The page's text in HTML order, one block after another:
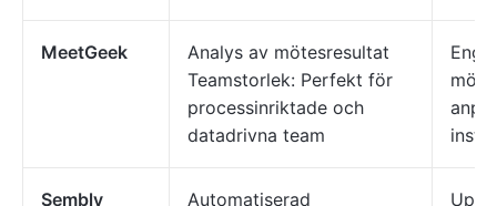
MeetGeek
Analys av mötesresultat
Teamstorlek: Perfekt för
processinriktade och
datadrivna team
Sembly Automatiserad